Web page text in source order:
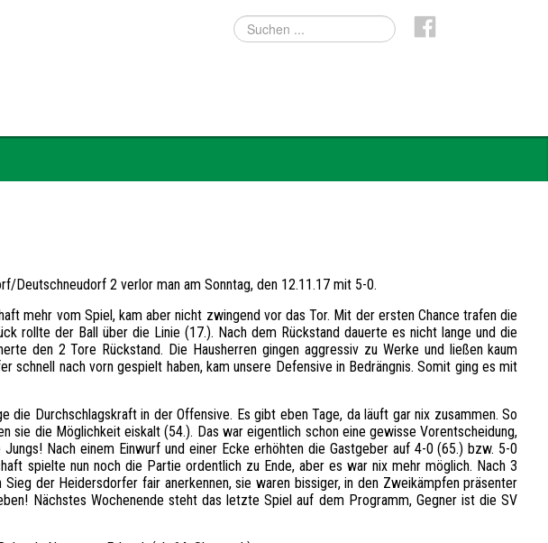
Deutschneudorf 2 verlor man am Sonntag, den 12.11.17 mit 5-0.
mehr vom Spiel, kam aber nicht zwingend vor das Tor. Mit der ersten Chance trafen die
rollte der Ball über die Linie (17.). Nach dem Rückstand dauerte es nicht lange und die
den 2 Tore Rückstand. Die Hausherren gingen aggressiv zu Werke und ließen kaum
nach vorn gespielt haben, kam unsere Defensive in Bedrängnis. Somit ging es mit
Durchschlagskraft in der Offensive. Es gibt eben Tage, da läuft gar nix zusammen. So
die Möglichkeit eiskalt (54.). Das war eigentlich schon eine gewisse Vorentscheidung,
Nach einem Einwurf und einer Ecke erhöhten die Gastgeber auf 4-0 (65.) bzw. 5-0
spielte nun noch die Partie ordentlich zu Ende, aber es war nix mehr möglich. Nach 3
der Heidersdorfer fair anerkennen, sie waren bissiger, in den Zweikämpfen präsenter
Nächstes Wochenende steht das letzte Spiel auf dem Programm, Gegner ist die SV